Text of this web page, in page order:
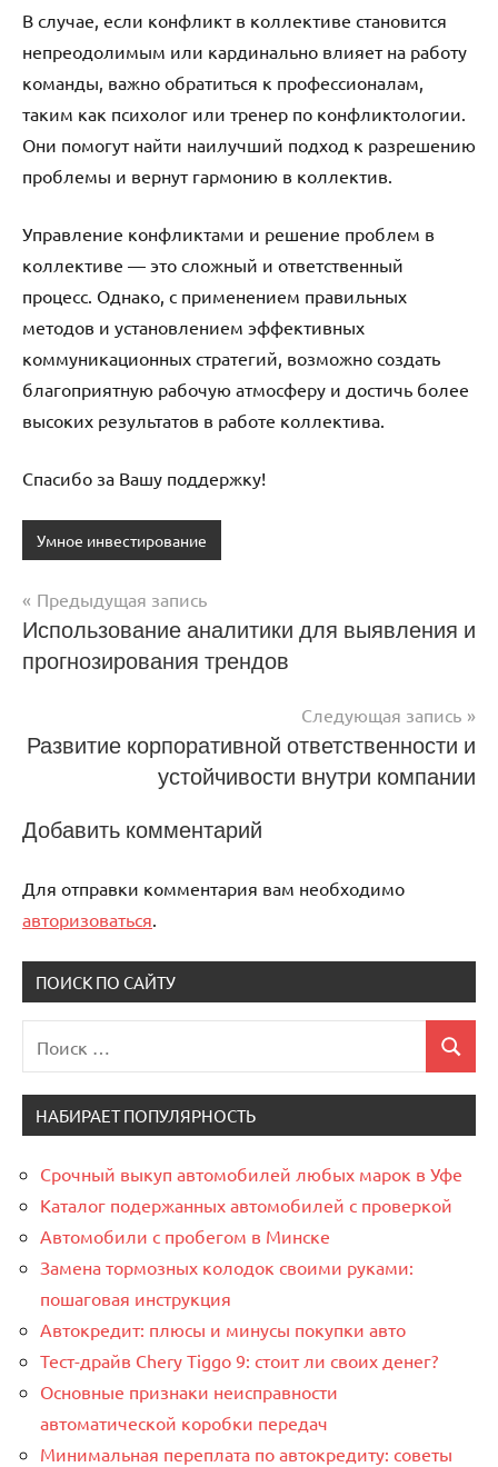
В случае, если конфликт в коллективе становится
непреодолимым или кардинально влияет на работу
команды, важно обратиться к профессионалам,
таким как психолог или тренер по конфликтологии.
Они помогут найти наилучший подход к разрешению
проблемы и вернут гармонию в коллектив.
Управление конфликтами и решение проблем в
коллективе — это сложный и ответственный
процесс. Однако, с применением правильных
методов и установлением эффективных
коммуникационных стратегий, возможно создать
благоприятную рабочую атмосферу и достичь более
высоких результатов в работе коллектива.
Спасибо за Вашу поддержку!
Умное инвестирование
Навигация
по
Предыдущая запись
Использование аналитики для выявления и
прогнозирования трендов
Следующая запись
Развитие корпоративной ответственности и
устойчивости внутри компании
Добавить комментарий
Для отправки комментария вам необходимо
авторизоваться.
ПОИСК ПО САЙТУ
для:
Поиск
НАБИРАЕТ ПОПУЛЯРНОСТЬ
Срочный выкуп автомобилей любых марок в Уфе
Каталог подержанных автомобилей с проверкой
Автомобили с пробегом в Минске
Замена тормозных колодок своими руками:
пошаговая инструкция
Автокредит: плюсы и минусы покупки авто
Тест-драйв Chery Tiggo 9: стоит ли своих денег?
Основные признаки неисправности
автоматической коробки передач
Минимальная переплата по автокредиту: советы